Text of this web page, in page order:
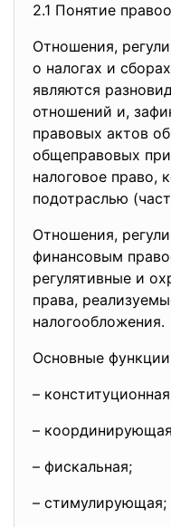
2.1 Понятие
Отношения,
о налогах и
являются
отношений и,
правовых актов
общеправовых
налоговое право,
подотраслью
Отношения,
финансовым
регулятивные и
права,
налогообложения.
Основные
–
–
– фискальная;
– стимулирующая;